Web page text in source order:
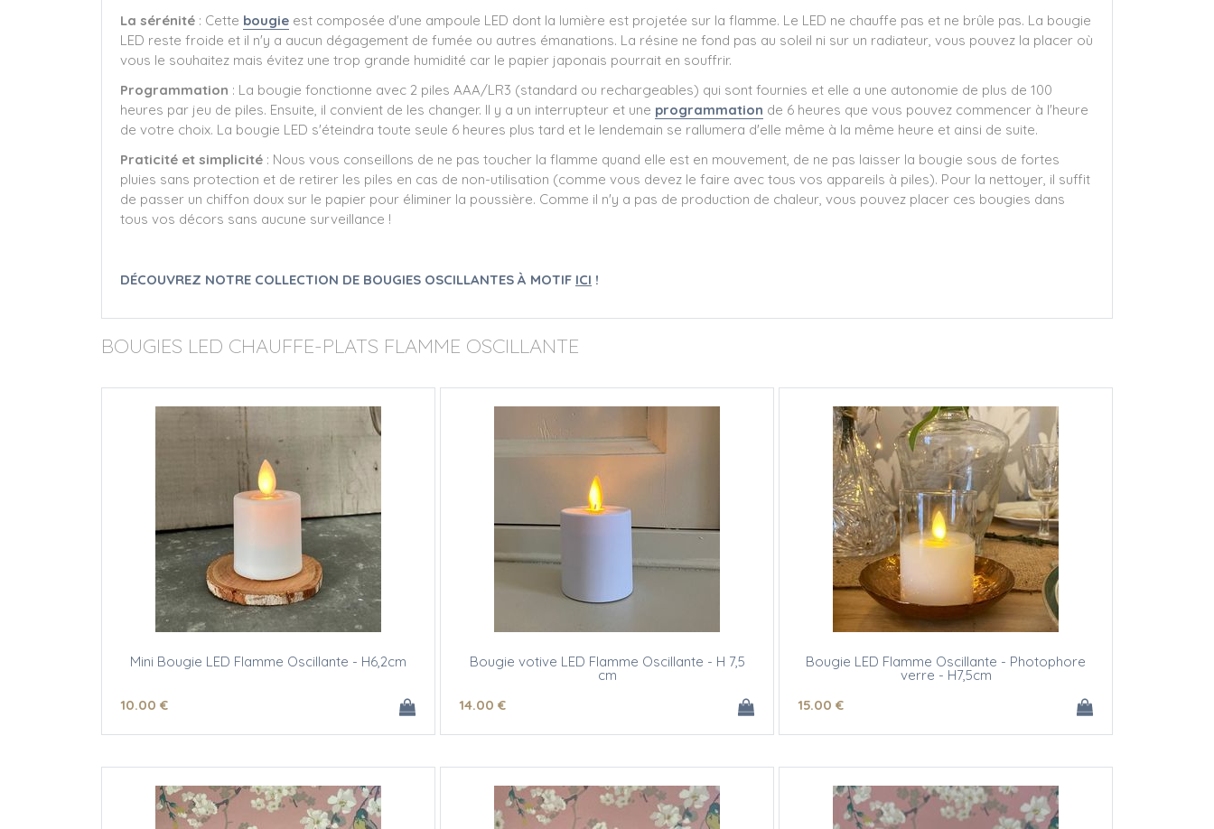
La sérénité : Cette bougie est composée d'une ampoule LED dont la lumière est projetée sur la flamme. Le LED ne chauffe pas et ne brûle pas. La bougie
LED reste froide et il n'y a aucun dégagement de fumée ou autres émanations. La résine ne fond pas au soleil ni sur un radiateur, vous pouvez la placer où
vous le souhaitez mais évitez une trop grande humidité car le papier japonais pourrait en souffrir.
Programmation : La bougie fonctionne avec 2 piles AAA/LR3 (standard ou rechargeables) qui sont fournies et elle a une autonomie de plus de 100
heures par jeu de piles. Ensuite, il convient de les changer. Il y a un interrupteur et une programmation de 6 heures que vous pouvez commencer à l'heure
de votre choix. La bougie LED s'éteindra toute seule 6 heures plus tard et le lendemain se rallumera d'elle même à la même heure et ainsi de suite.
Praticité et simplicité : Nous vous conseillons de ne pas toucher la flamme quand elle est en mouvement, de ne pas laisser la bougie sous de fortes
pluies sans protection et de retirer les piles en cas de non-utilisation (comme vous devez le faire avec tous vos appareils à piles). Pour la nettoyer, il suffit
de passer un chiffon doux sur le papier pour éliminer la poussière. Comme il n'y a pas de production de chaleur, vous pouvez placer ces bougies dans
tous vos décors sans aucune surveillance !
DÉCOUVREZ NOTRE COLLECTION DE BOUGIES OSCILLANTES À MOTIF ICI !
BOUGIES LED CHAUFFE-PLATS FLAMME OSCILLANTE
Mini Bougie LED Flamme Oscillante - H6,2cm
10.00 €
Bougie votive LED Flamme Oscillante - H 7,5
cm
14.00 €
Bougie LED Flamme Oscillante - Photophore
verre - H7,5cm
15.00 €